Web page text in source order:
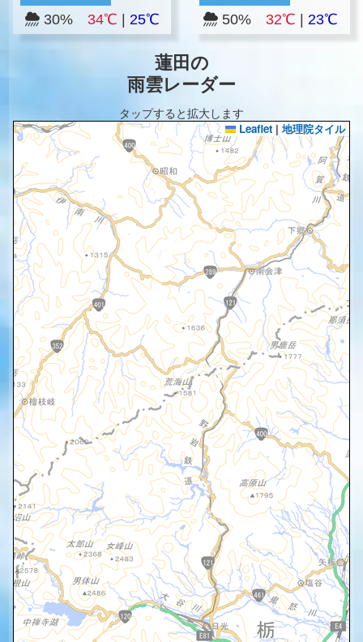
30% 34℃ 25℃ 50%32℃ |23℃
蓮田の
雨雲レーダー
タップすると拡大します
Leaflet | 地理院タイル